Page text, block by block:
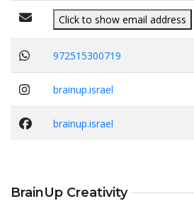
Click to show email address
972515300719
brainup.israel
brainup.israel
BrainUp Creativity